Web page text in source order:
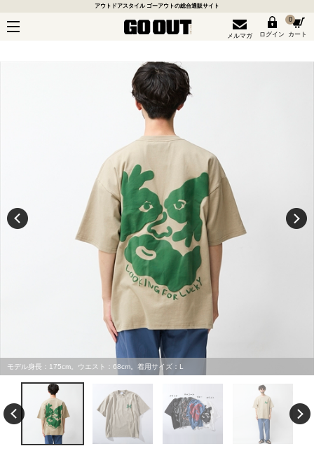
アウトドアスタイル ゴーアウトの総合通販サイト
メルマガ ログイン
0
カート
モデル身長：175cm。ウエスト：68cm。着用サイズ：L